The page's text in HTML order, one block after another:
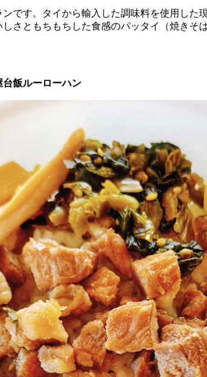
です。タイから輸入した調味料を使用し
さともちもちした食感のパッタイ（焼きそ
飯ルーローハン